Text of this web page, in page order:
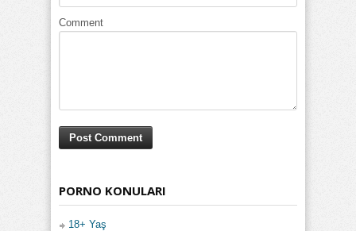
Comment
PORNO KONULARI
18+ Yaş